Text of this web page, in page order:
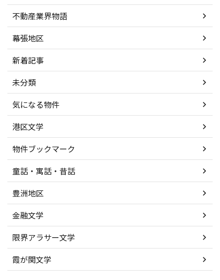
不動産業界物語
幕張地区
新着記事
未分類
気になる物件
港区文学
物件ブックマーク
童話・寓話・昔話
豊洲地区
金融文学
限界アラサー文学
霞が関文学